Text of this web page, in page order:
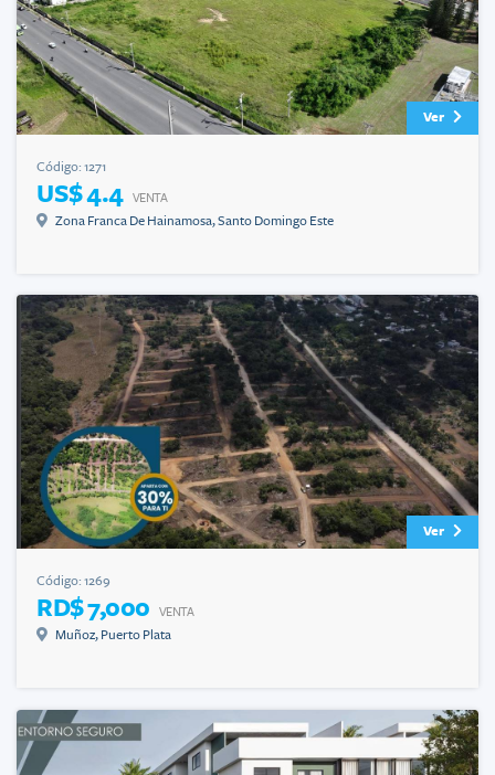
Ver
Código: 1271
US$ 4.4 VENTA
Zona Franca De Hainamosa,Santo Domingo Este
Ver
Código: 1269
RD$ 7,000 VENTA
Muñoz, Puerto Plata